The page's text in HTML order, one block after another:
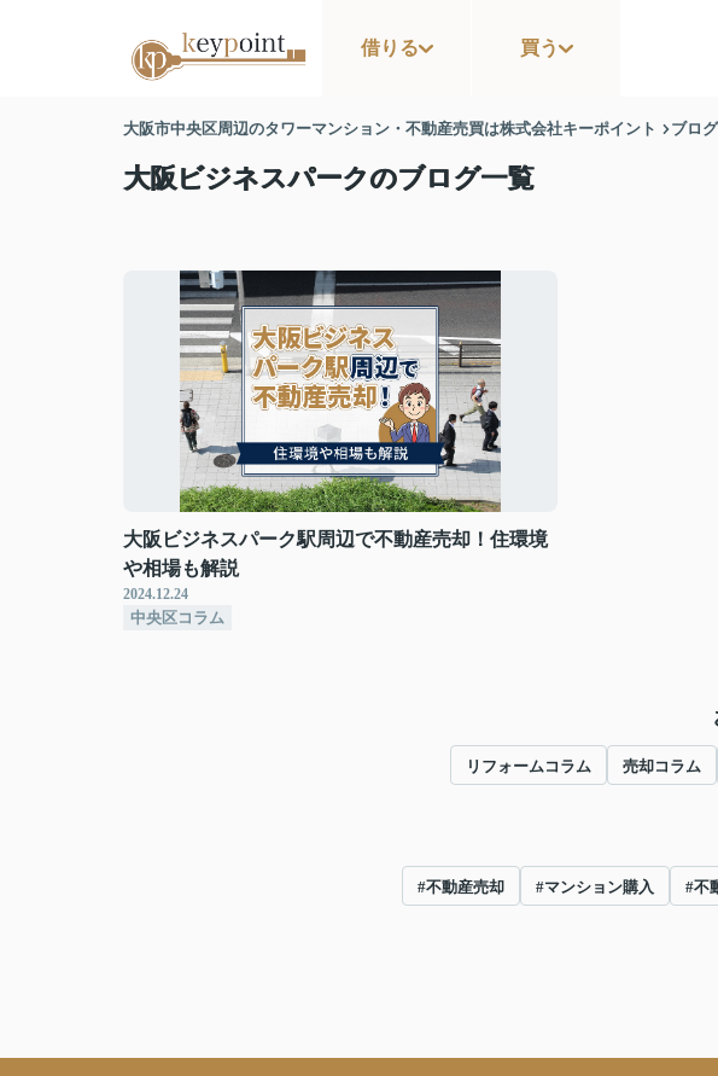
借りる 買う
大阪市中央区周辺のタワーマンション・不動産売買は株式会社キーポイント ブログ
大阪ビジネスパークのブログ一覧
大阪ビジネスパーク駅周辺で不動産売却！住環境
や相場も解説
2024.12.24
中央区コラム
リフォームコラム 売却コラム
#不動産売却 #マンション購入 #不